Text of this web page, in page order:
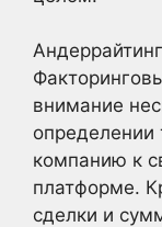
Андеррайтинг
внимание
определении
компанию к
платформе.
сделки и